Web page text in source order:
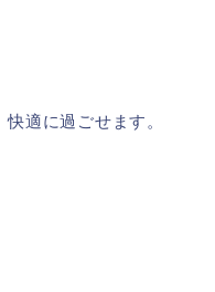
適に過ごせます。